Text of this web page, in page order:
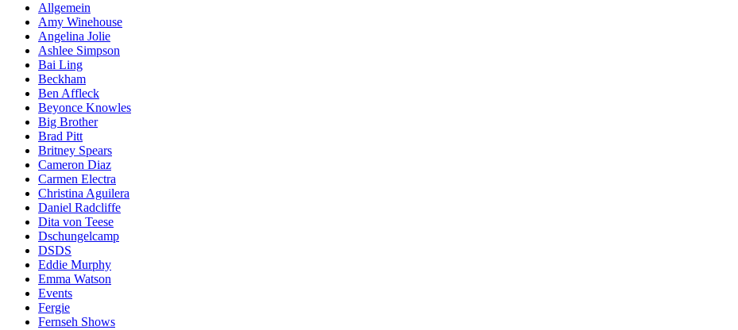
Allgemein
Amy Winehouse
Angelina Jolie
Ashlee Simpson
Bai Ling
Beckham
Ben Affleck
Beyonce Knowles
Big Brother
Brad Pitt
Britney Spears
Cameron Diaz
Carmen Electra
Christina Aguilera
Daniel Radcliffe
Dita von Teese
Dschungelcamp
DSDS
Eddie Murphy
Emma Watson
Events
Fergie
Fernseh Shows